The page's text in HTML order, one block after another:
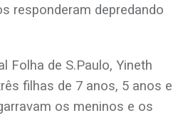
responderam depredando
Folha de S.Paulo, Yineth
filhas de 7 anos, 5 anos e
os meninos e os